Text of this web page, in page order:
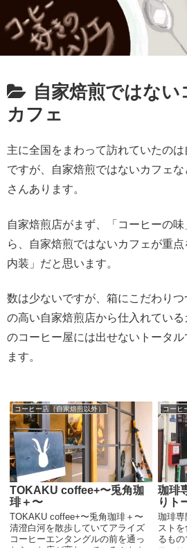
自家焙煎ではない
カフェ
主に全国をまわって訪れていたの
ですが、自家焙煎ではないカフェな
さんあります。
自家焙煎店がまず、「コーヒーの
ら、自家焙煎ではないカフェが重
内装」だと思います。
数は少ないですが、箱にこだわり
の高い自家焙煎店から仕入れてい
のコーヒー屋には出せないトータ
ます。
コーヒー店（自家焙煎以外）
TOKAKU coffee+〜兎角珈
琲＋〜
TOKAKU coffee+〜兎角珈琲＋〜
清澄白河を散歩していてアライズ
コーヒーエンタングルの前を通っ
たら、お店が変わっている！トカ
コーヒ
珈琲
りト
珈琲専
スト
るも
ス。